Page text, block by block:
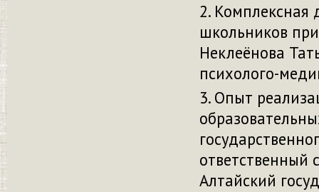
Комплексная
школьников
Неклеёнова
психолого-
Опыт
ответственный
Алтайский